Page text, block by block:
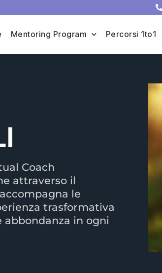
Mentoring Program Percorsi 1to1
Coach
attraverso il
le
trasformativa
in ogni